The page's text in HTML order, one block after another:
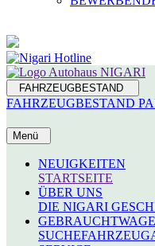
FAHRZEUGBESTAND
FAHRZEUGBESTAND
Menü
NEUIGKEITEN
STARTSEITE
ÜBER UNS
DIE NIGARI
SUCHE